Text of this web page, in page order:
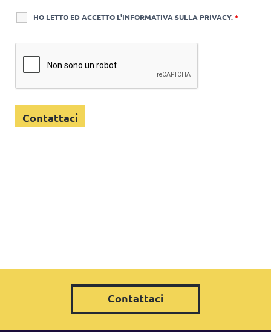
HO LETTO ED ACCETTO L'INFORMATIVA SULLA PRIVACY.*
Contattaci